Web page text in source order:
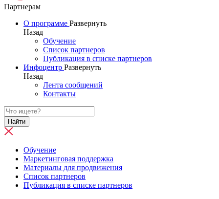
Партнерам
О программе Развернуть
Назад
Обучение
Список партнеров
Публикация в списке партнеров
Инфоцентр Развернуть
Назад
Лента сообщений
Контакты
Найти
Обучение
Маркетинговая поддержка
Материалы для продвижения
Список партнеров
Публикация в списке партнеров